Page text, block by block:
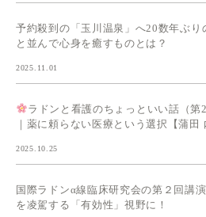
予約殺到の「玉川温泉」へ20数年ぶり
と並んで心身を癒すものとは？
2025.11.01
ラドンと看護のちょっといい話（
｜薬に頼らない医療という選択【蒲田
2025.10.25
国際ラドンα線臨床研究会の第２回講
を凌駕する「有効性」視野に！